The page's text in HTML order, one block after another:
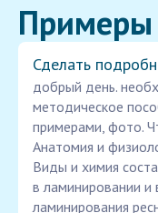
Примеры
Сделать
добрый день.
методическое
примерами, фото.
Анатомия и
Виды и химия
в ламинировании
ламинирования